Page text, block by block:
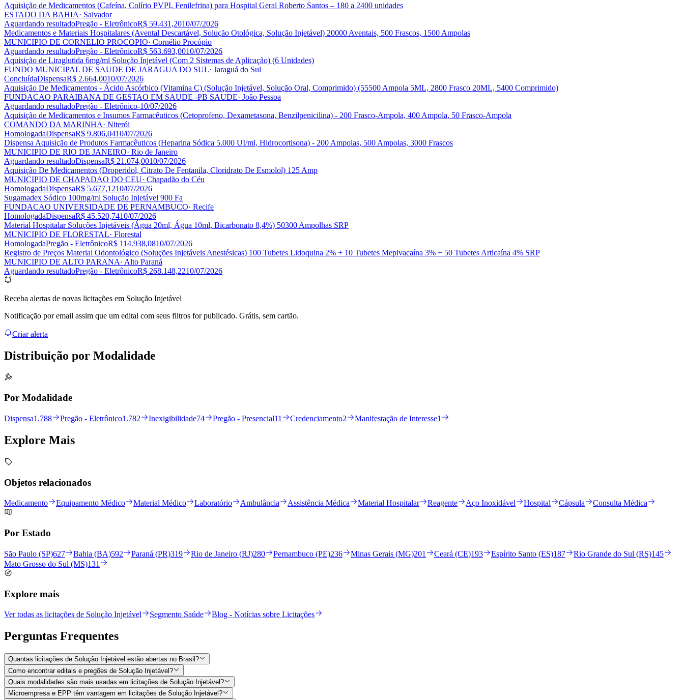
Aquisição de Medicamentos (Cafeína, Colírio PVPI, Fenilefrina) para Hospital Geral Roberto Santos – 180 a 2400 unidades
ESTADO DA BAHIA· Salvador
Aguardando resultadoPregão - EletrônicoR$ 59.431,2010/07/2026
Medicamentos e Materiais Hospitalares (Avental Descartável, Solução Otológica, Solução Injetável) 20000 Aventais, 500 Frascos, 1500 Ampolas
MUNICIPIO DE CORNELIO PROCOPIO· Cornélio Procópio
Aguardando resultadoPregão - EletrônicoR$ 563.693,0010/07/2026
Aquisição de Liraglutida 6mg/ml Solução Injetável (Com 2 Sistemas de Aplicação) (6 Unidades)
FUNDO MUNICIPAL DE SAUDE DE JARAGUA DO SUL· Jaraguá do Sul
ConcluídaDispensaR$ 2.664,0010/07/2026
Aquisição De Medicamentos - Ácido Ascórbico (Vitamina C) (Solução Injetável, Solução Oral, Comprimido) (55500 Ampola 5ML, 2800 Frasco 20ML, 5400 Comprimido)
FUNDACAO PARAIBANA DE GESTAO EM SAUDE -PB SAUDE· João Pessoa
Aguardando resultadoPregão - Eletrônico-10/07/2026
Aquisição de Medicamentos e Insumos Farmacêuticos (Cetoprofeno, Dexametasona, Benzilpenicilina) - 200 Frasco-Ampola, 400 Ampola, 50 Frasco-Ampola
COMANDO DA MARINHA· Niterói
HomologadaDispensaR$ 9.806,0410/07/2026
Dispensa Aquisição de Produtos Farmacêuticos (Heparina Sódica 5.000 UI/ml, Hidrocortisona) - 200 Ampolas, 500 Ampolas, 3000 Frascos
MUNICIPIO DE RIO DE JANEIRO· Rio de Janeiro
Aguardando resultadoDispensaR$ 21.074,0010/07/2026
Aquisição De Medicamentos (Droperidol, Citrato De Fentanila, Cloridrato De Esmolol) 125 Amp
MUNICIPIO DE CHAPADAO DO CEU· Chapadão do Céu
HomologadaDispensaR$ 5.677,1210/07/2026
Sugamadex Sódico 100mg/ml Solução Injetável 900 Fa
FUNDACAO UNIVERSIDADE DE PERNAMBUCO· Recife
HomologadaDispensaR$ 45.520,7410/07/2026
Material Hospitalar Soluções Injetáveis (Água 20ml, Água 10ml, Bicarbonato 8,4%) 50300 Ampolhas SRP
MUNICIPIO DE FLORESTAL· Florestal
HomologadaPregão - EletrônicoR$ 114.938,0810/07/2026
Registro de Preços Material Odontológico (Soluções Injetáveis Anestésicas) 100 Tubetes Lidoquina 2% + 10 Tubetes Mepivacaína 3% + 50 Tubetes Articaína 4% SRP
MUNICIPIO DE ALTO PARANA· Alto Paraná
Aguardando resultadoPregão - EletrônicoR$ 268.148,2210/07/2026
Receba alertas de novas licitações em Solução Injetável
Notificação por email assim que um edital com seus filtros for publicado. Grátis, sem cartão.
Criar alerta
Distribuição por Modalidade
Por Modalidade
Dispensa1.788 Pregão - Eletrônico1.782 Inexigibilidade74 Pregão - Presencial11 Credenciamento2 Manifestação de Interesse1
Explore Mais
Objetos relacionados
Medicamento Equipamento Médico Material Médico Laboratório Ambulância Assistência Médica Material Hospitalar Reagente Aço Inoxidável Hospital Cápsula Consulta Médica
Por Estado
São Paulo (SP)627 Bahia (BA)592 Paraná (PR)319 Rio de Janeiro (RJ)280 Pernambuco (PE)236 Minas Gerais (MG)201 Ceará (CE)193 Espírito Santo (ES)187 Rio Grande do Sul (RS)145
Mato Grosso do Sul (MS)131
Explore mais
Ver todas as licitações de Solução Injetável Segmento Saúde Blog - Notícias sobre Licitações
Perguntas Frequentes
Quantas licitações de Solução Injetável estão abertas no Brasil?
Como encontrar editais e pregões de Solução Injetável?
Quais modalidades são mais usadas em licitações de Solução Injetável?
Microempresa e EPP têm vantagem em licitações de Solução Injetável?